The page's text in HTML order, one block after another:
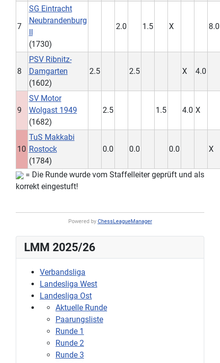
7
SG Eintracht
Neubrandenburg
(1730)
2.0 1.5 X 8.0
8
PSV Ribnitz-
Damgarten
(1602)
2.5 2.5 X 4.0
9
SV Motor
Wolgast 1949
(1682)
2.5 1.5 4.0 X
10
TuS Makkabi
Rostock
(1784)
0.0 0.0 0.0 X
= Die Runde wurde vom Staffelleiter geprüft und als
korrekt eingestuft!
Powered by ChessLeagueManager
LMM 2025/26
Verbandsliga
Landesliga West
Landesliga Ost
Aktuelle Runde
Paarungsliste
Runde 1
Runde 2
Runde 3